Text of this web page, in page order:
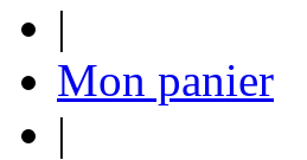
|
Mon panier
|